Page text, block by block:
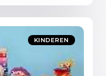
KINDEREN